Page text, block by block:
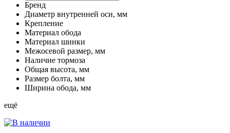
Бренд
Диаметр внутренней оси, мм
Крепление
Материал обода
Материал шинки
Межосевой размер, мм
Наличие тормоза
Общая высота, мм
Размер болта, мм
Ширина обода, мм
ещё